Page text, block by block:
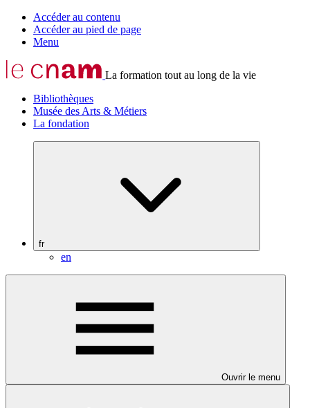
Accéder au contenu
Accéder au pied de page
Menu
La formation tout au long de la vie
Bibliothèques
Musée des Arts & Métiers
La fondation
fr
en
Ouvrir le menu